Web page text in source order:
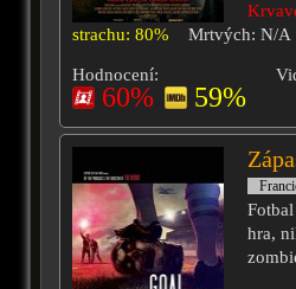
strachu: 80%
Mrtvých: N/A
Hodnocení:
60% 59%
hra,